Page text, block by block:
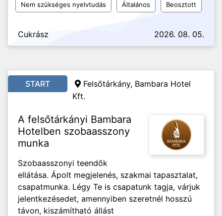
Nem szükséges nyelvtudás Általános Beosztott
Cukrász 2026. 08. 05.
START
Felsőtárkány, Bambara Hotel
Kft.
A felsőtárkányi Bambara
Hotelben szobaasszony
munka
Szobaasszonyi teendők
ellátása. Ápolt megjelenés, szakmai tapasztalat,
csapatmunka. Légy Te is csapatunk tagja, várjuk
jelentkezésedet, amennyiben szeretnél hosszú
távon, kiszámítható állást